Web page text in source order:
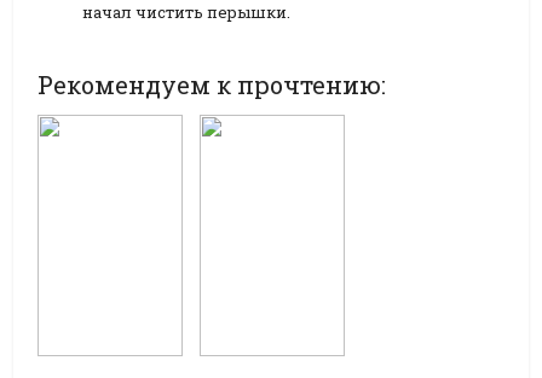
начал чистить перышки.
Рекомендуем к прочтению: